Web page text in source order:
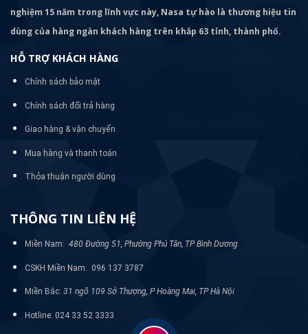
nghiệm 15 năm trong lĩnh vực này, Nasa tự hào là thương hiệu tin
dùng của hàng ngàn khách hàng trên khắp 63 tỉnh, thành phố.
HỖ TRỢ KHÁCH HÀNG
Chính sách bảo mật
Chính sách đổi trả hàng
Giao hàng & vận chuyển
Mua hàng và thanh toán
Thỏa thuận người dùng
THÔNG TIN LIÊN HỆ
Miền Nam: 480 Đường 51, Phường Phú Tân, TP Bình Dương
CSKH Miền Nam: 096 137 3787
Miền Bắc: 31 ngõ 109 Sở Thượng, P Hoàng Mai, TP Hà Nội
Hotline: 024 33 52 3333